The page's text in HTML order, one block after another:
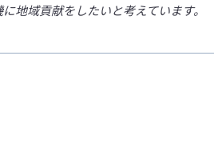
地域貢献をしたいと考えています。